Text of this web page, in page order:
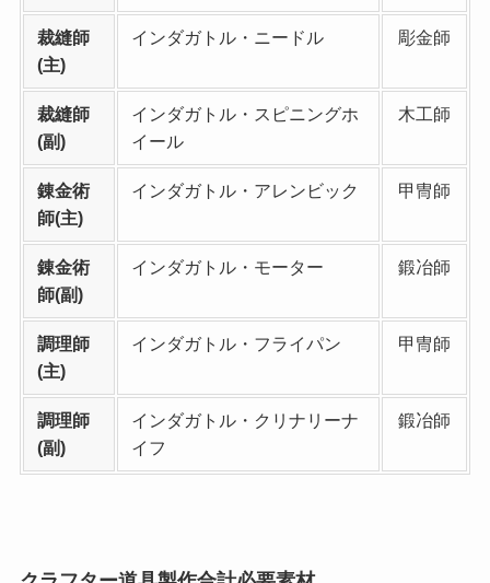
裁縫師
(主)
インダガトル・ニードル 彫金師
裁縫師
(副)
インダガトル・スピニングホ
イール
木工師
錬金術
師(主)
インダガトル・アレンビック 甲冑師
錬金術
師(副)
インダガトル・モーター 鍛冶師
調理師
(主)
インダガトル・フライパン 甲冑師
調理師
(副)
インダガトル・クリナリーナ
イフ
鍛冶師